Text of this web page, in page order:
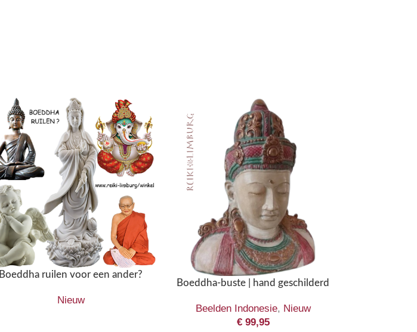
Boeddha ruilen voor een ander?
Nieuw
Boeddha-buste | hand geschilderd
Beelden Indonesie, Nieuw
€99,95